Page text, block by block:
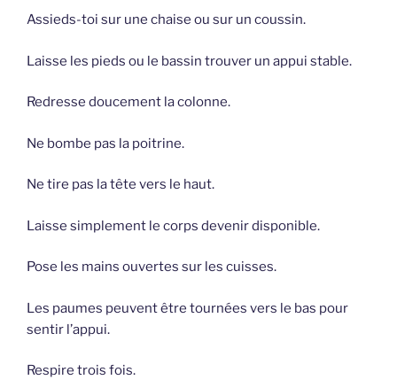
Assieds-toi sur une chaise ou sur un coussin.
Laisse les pieds ou le bassin trouver un appui stable.
Redresse doucement la colonne.
Ne bombe pas la poitrine.
Ne tire pas la tête vers le haut.
Laisse simplement le corps devenir disponible.
Pose les mains ouvertes sur les cuisses.
Les paumes peuvent être tournées vers le bas pour
sentir l’appui.
Respire trois fois.